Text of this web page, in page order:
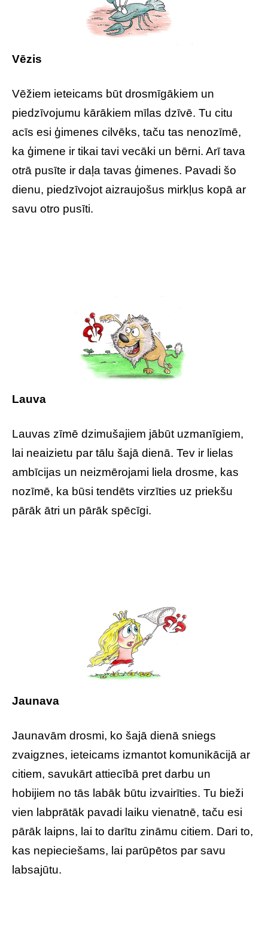
Vēzis
Vēžiem ieteicams būt drosmīgākiem un
piedzīvojumu kārākiem mīlas dzīvē. Tu citu
acīs esi ģimenes cilvēks, taču tas nenozīmē,
ka ģimene ir tikai tavi vecāki un bērni. Arī tava
otrā pusīte ir daļa tavas ģimenes. Pavadi šo
dienu, piedzīvojot aizraujošus mirkļus kopā ar
savu otro pusīti.
Lauva
Lauvas zīmē dzimušajiem jābūt uzmanīgiem,
lai neaizietu par tālu šajā dienā. Tev ir lielas
ambīcijas un neizmērojami liela drosme, kas
nozīmē, ka būsi tendēts virzīties uz priekšu
pārāk ātri un pārāk spēcīgi.
Jaunava
Jaunavām drosmi, ko šajā dienā sniegs
zvaigznes, ieteicams izmantot komunikācijā ar
citiem, savukārt attiecībā pret darbu un
hobijiem no tās labāk būtu izvairīties. Tu bieži
vien labprātāk pavadi laiku vienatnē, taču esi
pārāk laipns, lai to darītu zināmu citiem. Dari to,
kas nepieciešams, lai parūpētos par savu
labsajūtu.